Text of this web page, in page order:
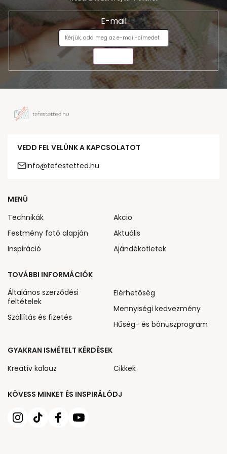
E-mail
VEDD FEL VELÜNK A KAPCSOLATOT
info@tefestetted.hu
KÖVESS MINKET ÉS INSPIRÁLÓDJ
MENÜ
Technikák
Festmény fotó alapján
Inspiráció
Akcio
Aktuális
Ajándékötletek
TOVÁBBI INFORMÁCIÓK
Általános szerződési
feltételek
Szállítás és fizetés
Elérhetőség
Mennyiségi kedvezmény
Hűség- és bónuszprogram
GYAKRAN ISMÉTELT KÉRDÉSEK
Kreatív kalauz
Cikkek